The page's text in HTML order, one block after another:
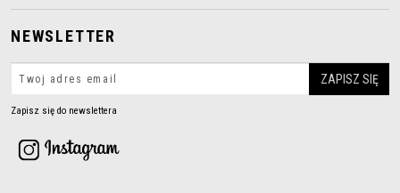
NEWSLETTER
Zapisz się do newslettera